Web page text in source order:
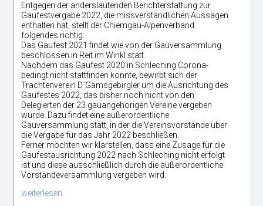
Entgegen der anderslautenden Berichterstattung zur
Gaufestvergabe 2022, die missverständlichen Aussagen
enthalten hat, stellt der Chiemgau-Alpenverband
folgendes richtig:
Das Gaufest 2021 findet wie von der Gauversammlung
beschlossen in Reit im Winkl statt.
Nachdem das Gaufest 2020 in Schleching Corona-
bedingt nicht stattfinden konnte, bewirbt sich der
Trachtenverein D`Gamsgebirgler um die Ausrichtung des
Gaufestes 2022, das bisher noch nicht von den
Delegierten der 23 gauangehörigen Vereine vergeben
wurde. Dazu findet eine außerordentliche
Gauversammlung statt, in der die Vereinsvorstände über
die Vergabe für das Jahr 2022 beschließen.
Ferner möchten wir klarstellen, dass eine Zusage für die
Gaufestausrichtung 2022 nach Schleching nicht erfolgt
ist und diese ausschließlich durch die außerordentliche
Vorständeversammlung vergeben wird.
weiterlesen